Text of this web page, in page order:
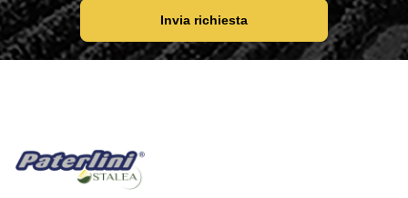
Invia richiesta